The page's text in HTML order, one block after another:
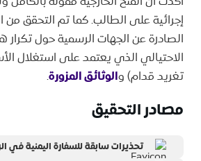
إجرائية على الطالب. كما تم التحقق من
الصادرة عن الجهات الرسمية حول تكرار
الاحتيالي الذي يعتمد على استغلال
تغريد قدام) والوثائق المزورة.
مصادر التحقيق
تحذيرات سابقة للسفارة اليمنية في